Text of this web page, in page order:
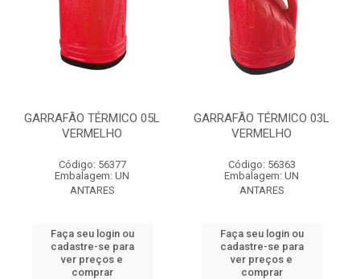
GARRAFÃO TÉRMICO 05L
VERMELHO
Código: 56377
Embalagem: UN
ANTARES
Faça seu login ou
cadastre-se para
ver preços e
comprar
GARRAFÃO TÉRMICO 03L
VERMELHO
Código: 56363
Embalagem: UN
ANTARES
Faça seu login ou
cadastre-se para
ver preços e
comprar